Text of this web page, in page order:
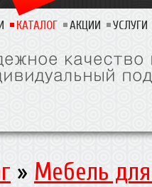
КАТАЛОГ АКЦИИ УСЛУГИ
» Мебель